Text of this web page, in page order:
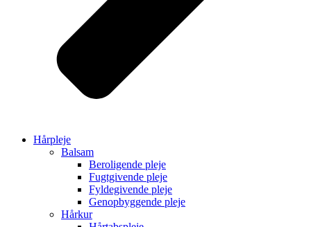
Hårpleje
Balsam
Beroligende pleje
Fugtgivende pleje
Fyldegivende pleje
Genopbyggende pleje
Hårkur